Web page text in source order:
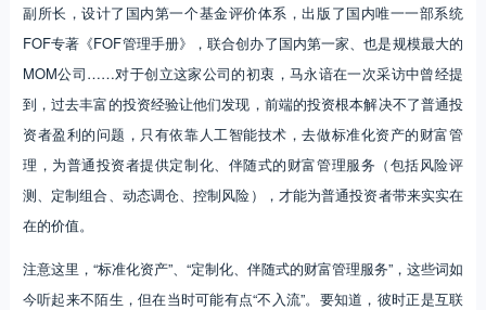
副所长，设计了国内第一个基金评价体系，出版了国内唯一一部系统
FOF专著《FOF管理手册》，联合创办了国内第一家、也是规模最大的
MOM公司……对于创立这家公司的初衷，马永谙在一次采访中曾经提
到，过去丰富的投资经验让他们发现，前端的投资根本解决不了普通投
资者盈利的问题，只有依靠人工智能技术，去做标准化资产的财富管
理，为普通投资者提供定制化、伴随式的财富管理服务（包括风险评
测、定制组合、动态调仓、控制风险），才能为普通投资者带来实实在
在的价值。
注意这里，“标准化资产”、“定制化、伴随式的财富管理服务”，这些词如
今听起来不陌生，但在当时可能有点“不入流”。要知道，彼时正是互联